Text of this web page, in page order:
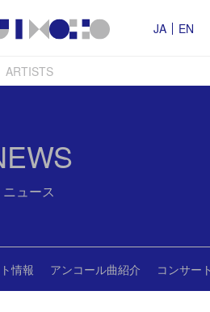
JA EN
ARTISTS
ニュース
情報 アンコール曲紹介 コンサー